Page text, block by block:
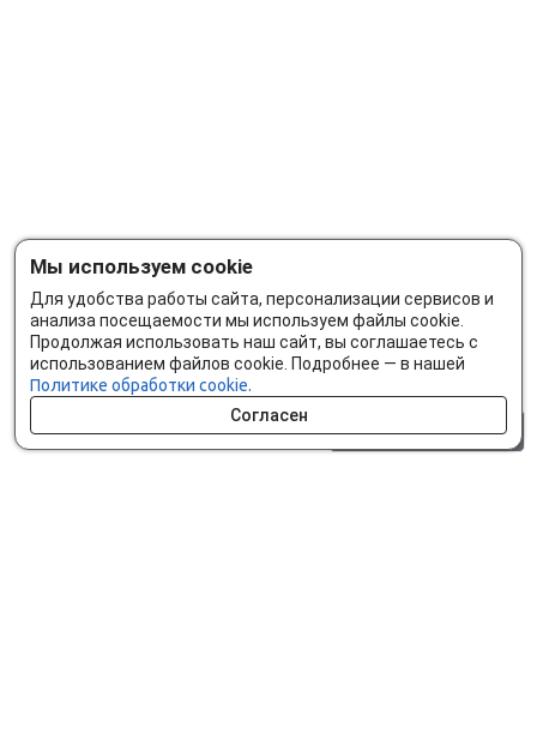
Мы используем cookie
Для удобства работы сайта, персонализации сервисов и
анализа посещаемости мы используем файлы cookie.
Продолжая использовать наш сайт, вы соглашаетесь с
использованием файлов cookie. Подробнее — в нашей
Политике обработки cookie.
Согласен